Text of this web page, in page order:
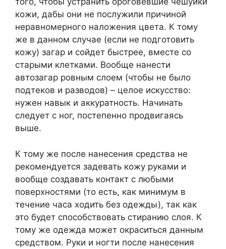
кожи, дабы они не послужили причиной
неравномерного наложения цвета. К тому
же в данном случае (если не подготовить
кожу) загар и сойдет быстрее, вместе со
старыми клетками. Вообще нанести
автозагар ровным слоем (чтобы не было
подтеков и разводов) – целое искусство:
нужен навык и аккуратность. Начинать
следует с ног, постепенно продвигаясь
выше.
К тому же после нанесения средства не
рекомендуется задевать кожу руками и
вообще создавать контакт с любыми
поверхностями (то есть, как минимум в
течение часа ходить без одежды), так как
это будет способствовать стиранию слоя. К
тому же одежда может окраситься данным
средством. Руки и ногти после нанесения